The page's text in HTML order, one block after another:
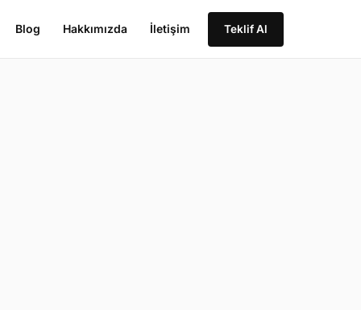
Blog Hakkımızda İletişim Teklif Al